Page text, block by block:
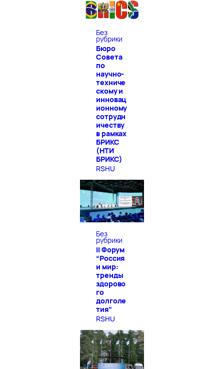
Без
рубрики
Бюро
Совета
по
научно-
техниче
скому и
инновац
ионному
сотрудн
ичеству
в рамках
БРИКС
(НТИ
БРИКС)
RSHU
Без
рубрики
II Форум
“Россия
и мир:
тренды
здорово
го
долголе
тия”
RSHU